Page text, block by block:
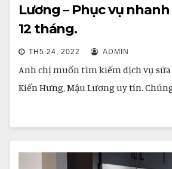
Lương – Phục vụ
12 tháng.
TH5 24, 2022 ADMIN
Anh chị muốn tìm kiếm dịch vụ
Kiến Hưng, Mậu Lương uy tín.